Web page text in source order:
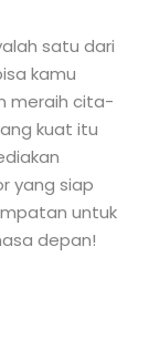
satu dari
kamu
meraih cita-
kuat itu
yang siap
untuk
depan!